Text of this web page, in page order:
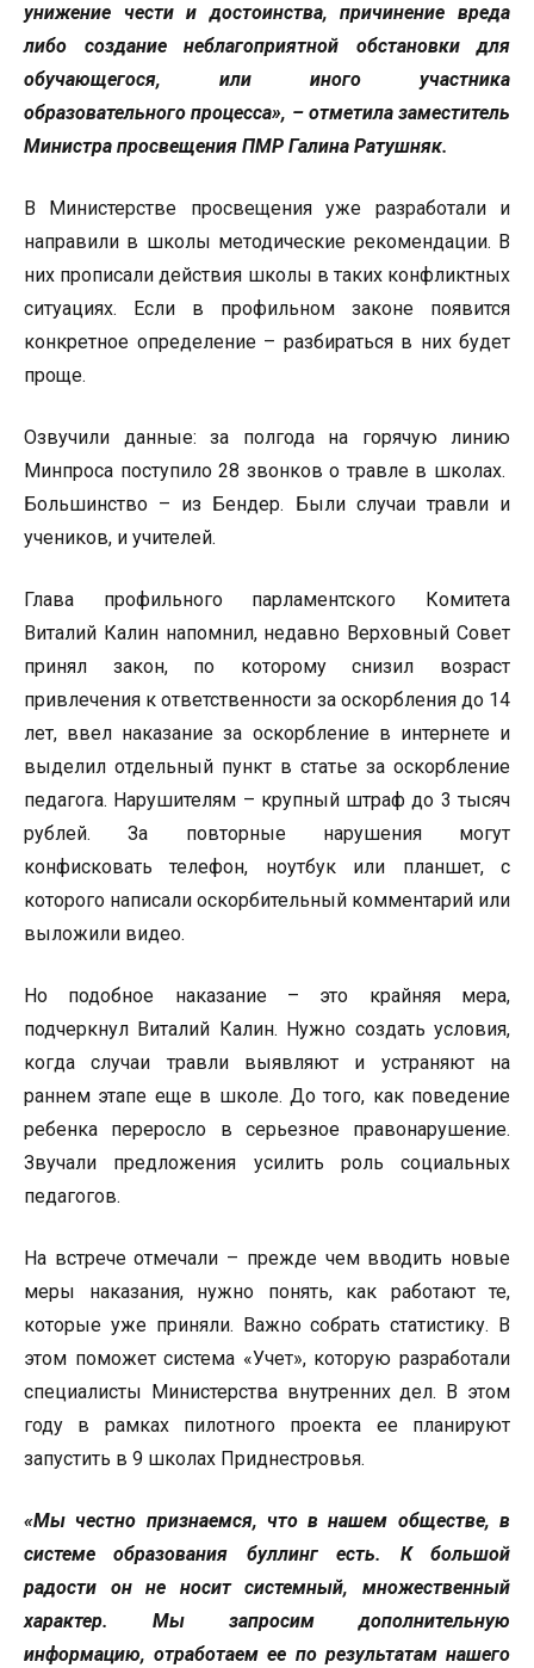
унижение чести и достоинства, причинение вреда
либо создание неблагоприятной обстановки для
обучающегося, или иного участника
образовательного процесса», – отметила заместитель
Министра просвещения ПМР Галина Ратушняк.
В Министерстве просвещения уже разработали и
направили в школы методические рекомендации. В
них прописали действия школы в таких конфликтных
ситуациях. Если в профильном законе появится
конкретное определение – разбираться в них будет
проще.
Озвучили данные: за полгода на горячую линию
Минпроса поступило 28 звонков о травле в школах.
Большинство – из Бендер. Были случаи травли и
учеников, и учителей.
Глава профильного парламентского Комитета
Виталий Калин напомнил, недавно Верховный Совет
принял закон, по которому снизил возраст
привлечения к ответственности за оскорбления до 14
лет, ввел наказание за оскорбление в интернете и
выделил отдельный пункт в статье за оскорбление
педагога. Нарушителям – крупный штраф до 3 тысяч
рублей. За повторные нарушения могут
конфисковать телефон, ноутбук или планшет, с
которого написали оскорбительный комментарий или
выложили видео.
Но подобное наказание – это крайняя мера,
подчеркнул Виталий Калин. Нужно создать условия,
когда случаи травли выявляют и устраняют на
раннем этапе еще в школе. До того, как поведение
ребенка переросло в серьезное правонарушение.
Звучали предложения усилить роль социальных
педагогов.
На встрече отмечали – прежде чем вводить новые
меры наказания, нужно понять, как работают те,
которые уже приняли. Важно собрать статистику. В
этом поможет система «Учет», которую разработали
специалисты Министерства внутренних дел. В этом
году в рамках пилотного проекта ее планируют
запустить в 9 школах Приднестровья.
«Мы честно признаемся, что в нашем обществе, в
системе образования буллинг есть. К большой
радости он не носит системный, множественный
характер. Мы запросим дополнительную
информацию, отработаем ее по результатам нашего